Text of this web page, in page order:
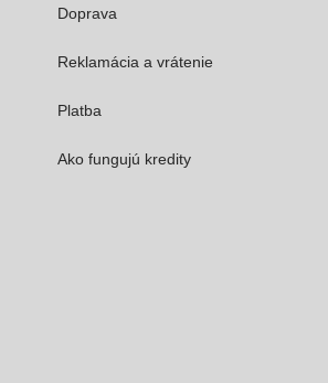
Doprava
Reklamácia a vrátenie
Platba
Ako fungujú kredity